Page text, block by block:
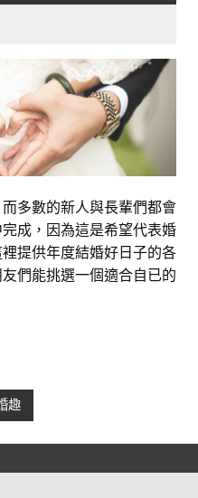
多數的新人與長輩們都會
成，因為這是希望代表婚
提供年度結婚好日子的各
們能挑選一個適合自已的
趣